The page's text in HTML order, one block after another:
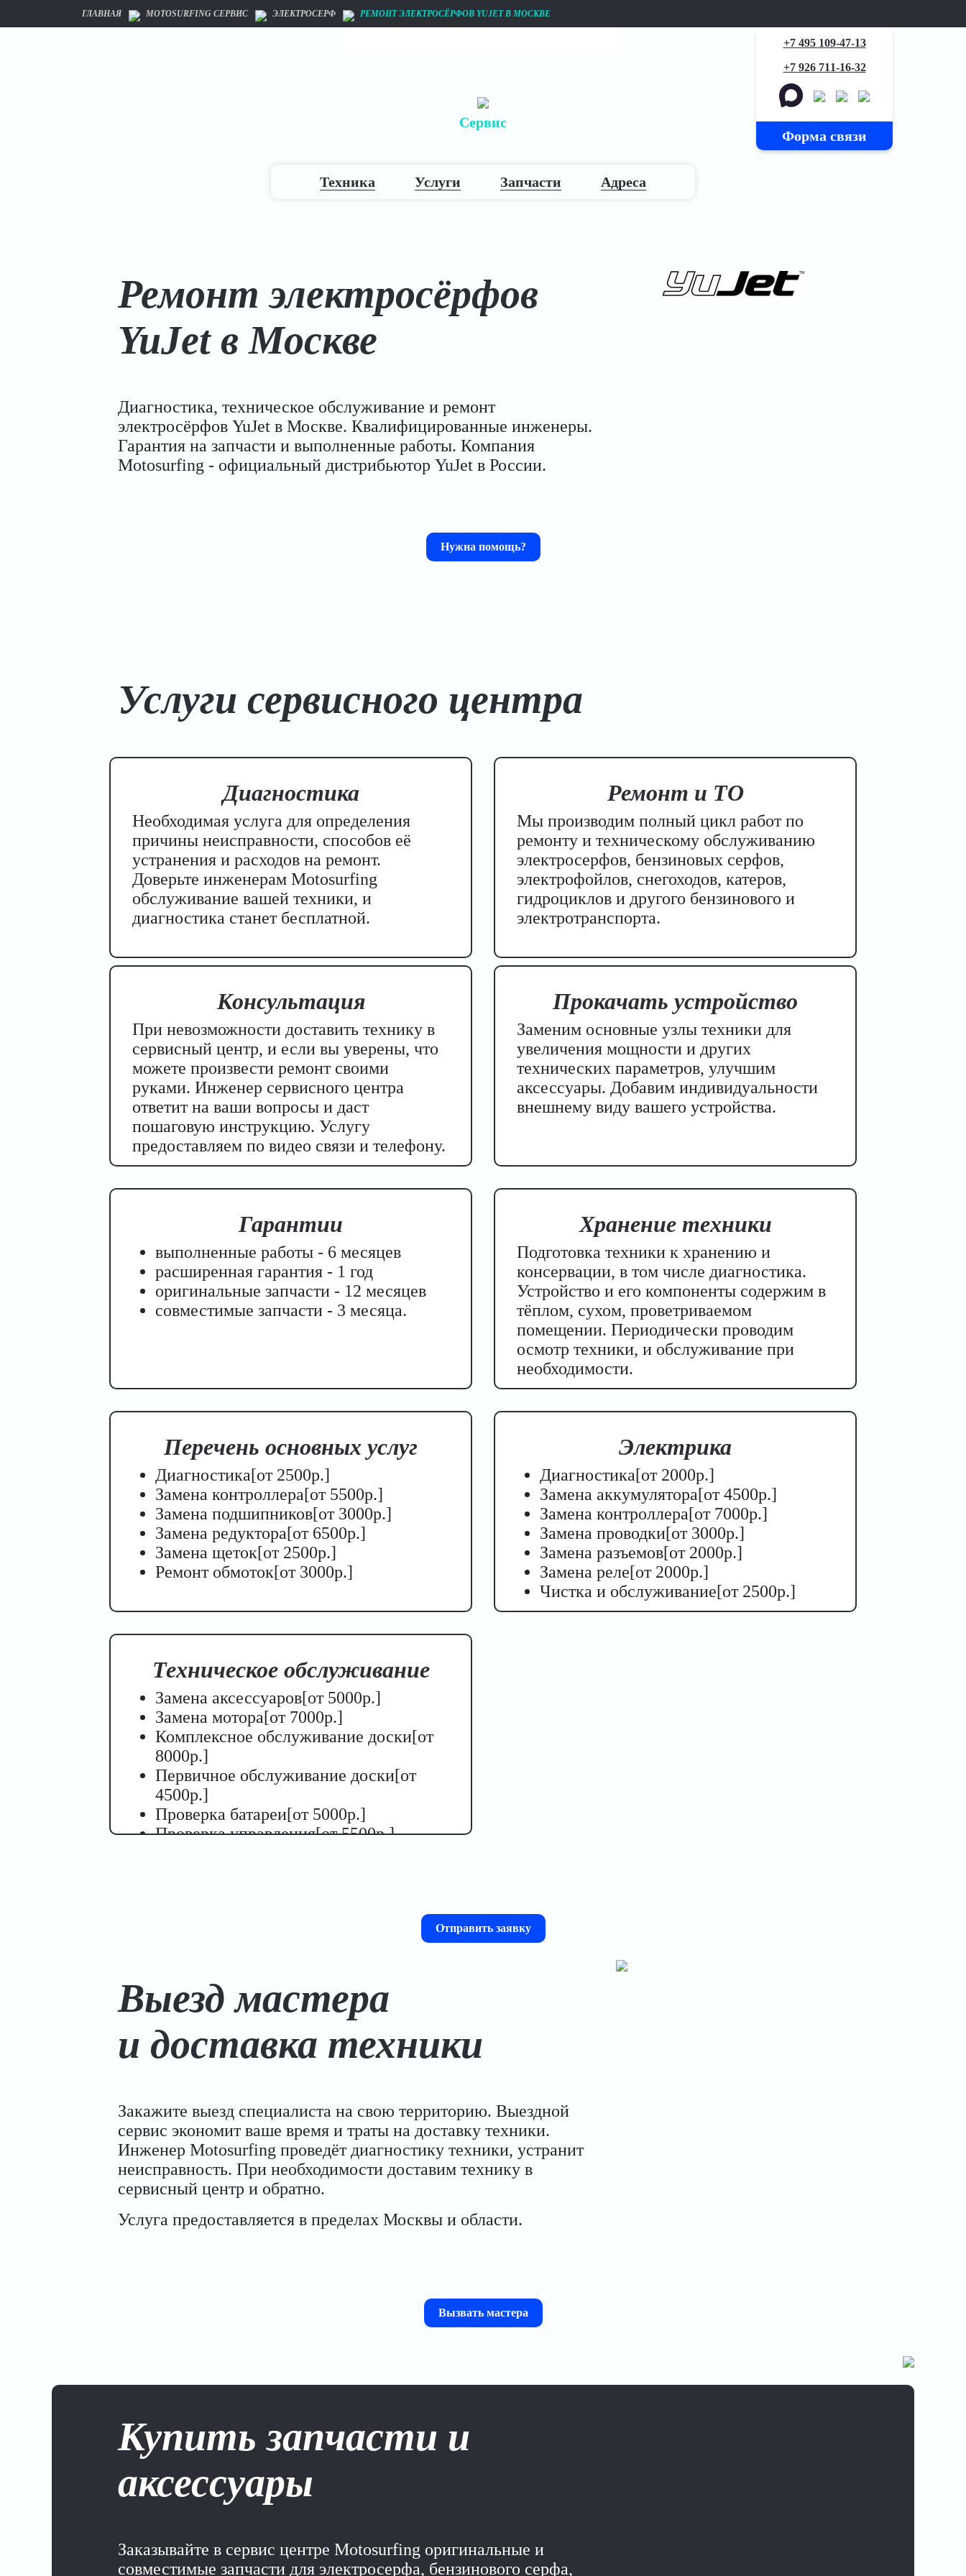
ГЛАВНАЯ MOTOSURFING СЕРВИС ЭЛЕКТРОСЕРФ РЕМОНТ ЭЛЕКТРОСЁРФОВ YUJET В МОСКВЕ
Сервис
+7 495 109-47-13
+7 926 711-16-32
Форма связи
Техника Услуги Запчасти Адреса
Ремонт электросёрфов
YuJet в Москве
Диагностика, техническое обслуживание и ремонт
электросёрфов YuJet в Москве. Квалифицированные инженеры.
Гарантия на запчасти и выполненные работы. Компания
Motosurfing - официальный дистрибьютор YuJet в России.
Нужна помощь?
Услуги сервисного центра
Диагностика
Необходимая услуга для определения
причины неисправности, способов её
устранения и расходов на ремонт.
Доверьте инженерам Motosurfing
обслуживание вашей техники, и
диагностика станет бесплатной.
Ремонт и ТО
Мы производим полный цикл работ по
ремонту и техническому обслуживанию
электросерфов, бензиновых серфов,
электрофойлов, снегоходов, катеров,
гидроциклов и другого бензинового и
электротранспорта.
Консультация
При невозможности доставить технику в
сервисный центр, и если вы уверены, что
можете произвести ремонт своими
руками. Инженер сервисного центра
ответит на ваши вопросы и даст
пошаговую инструкцию. Услугу
предоставляем по видео связи и телефону.
Прокачать устройство
Заменим основные узлы техники для
увеличения мощности и других
технических параметров, улучшим
аксессуары. Добавим индивидуальности
внешнему виду вашего устройства.
Гарантии
выполненные работы - 6 месяцев
расширенная гарантия - 1 год
оригинальные запчасти - 12 месяцев
совместимые запчасти - 3 месяца.
Хранение техники
Подготовка техники к хранению и
консервации, в том числе диагностика.
Устройство и его компоненты содержим в
тёплом, сухом, проветриваемом
помещении. Периодически проводим
осмотр техники, и обслуживание при
необходимости.
Motosurfing:
6 месяцев - 28 000 р.
5 месяцев - 25 000 р.
4 месяца - 23 000 р.
3 месяца - 21 000 р.
2 месяца - 19 000 р.
1 месяц - 10 000 р
Перечень основных услуг
Диагностика[от 2500р.]
Замена контроллера[от 5500р.]
Замена подшипников[от 3000р.]
Замена редуктора[от 6500р.]
Замена щеток[от 2500р.]
Ремонт обмоток[от 3000р.]
Электрика
Диагностика[от 2000р.]
Замена аккумулятора[от 4500р.]
Замена контроллера[от 7000р.]
Замена проводки[от 3000р.]
Замена разъемов[от 2000р.]
Замена реле[от 2000р.]
Чистка и обслуживание[от 2500р.]
Техническое обслуживание
Замена аксессуаров[от 5000р.]
Замена мотора[от 7000р.]
Комплексное обслуживание доски[от
8000р.]
Первичное обслуживание доски[от
4500р.]
Проверка батареи[от 5000р.]
Проверка управления[от 5500р.]
Отправить заявку
Выезд мастера
и доставка техники
Закажите выезд специалиста на свою территорию. Выездной
сервис экономит ваше время и траты на доставку техники.
Инженер Motosurfing проведёт диагностику техники, устранит
неисправность. При необходимости доставим технику в
сервисный центр и обратно.
Услуга предоставляется в пределах Москвы и области.
Вызвать мастера
Купить запчасти и
аксессуары
Заказывайте в сервис центре Motosurfing оригинальные и
совместимые запчасти для электросерфа, бензинового серфа,